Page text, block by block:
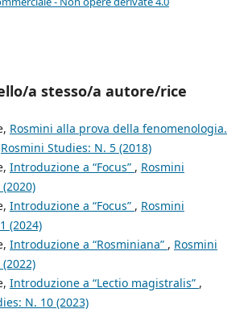
a stesso/a autore/rice
Rosmini alla prova della fenomenologia.
Rosmini Studies: N. 5 (2018)
Introduzione a “Focus” , Rosmini
Introduzione a “Focus” , Rosmini
(2024)
Introduzione a “Rosminiana” , Rosmini
Introduzione a “Lectio magistralis” ,
N. 10 (2023)